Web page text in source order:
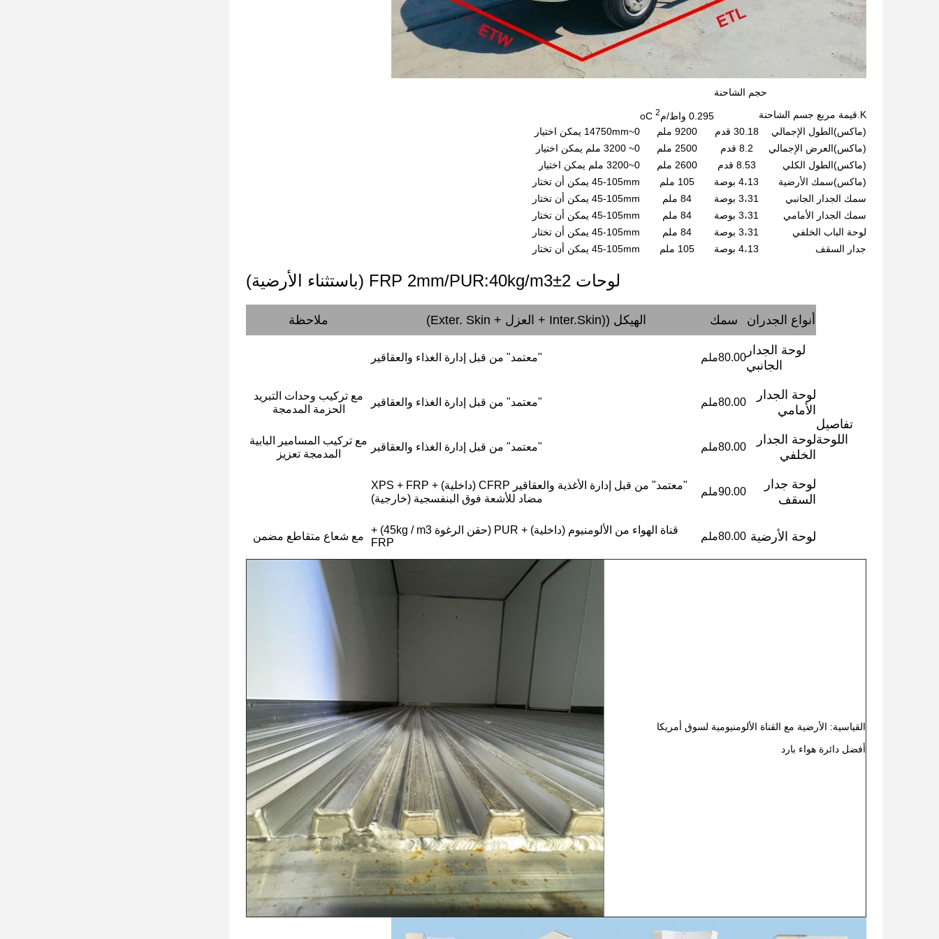
حجم الشاحنة
K.قيمة مربع جسم الشاحنة
0.295 واط/ م2
oC
(ماكس)الطول الإجمالي 30.18 قدم 9200 ملم
0~14750mm يمكن اختيار
(ماكس)العرض الإجمالي 8.2 قدم 2500 ملم
0~ 3200 ملم يمكن اختيار
(ماكس)الطول الكلي 8.53 قدم 2600 ملم
0~3200 ملم يمكن اختيار
(ماكس)سمك الأرضية 4،13 بوصة 105 ملم
45-105mm يمكن أن تختار
سمك الجدار الجانبي
3،31 بوصة 84 ملم
45-105mm يمكن أن تختار
سمك الجدار الأمامي
3،31 بوصة 84 ملم
45-105mm يمكن أن تختار
لوحة الباب الخلفي
3،31 بوصة 84 ملم
45-105mm يمكن أن تختار
جدار السقف
4،13 بوصة 105 ملم 45-105mm يمكن أن تختار
لوحات FRP 2mm/PUR:40kg/m3±2 (باستثناء الأرضية)
تفاصيل
اللوحة
أنواع الجدران سمك الهيكل ((Inter.Skin + العزل + Exter. Skin ) ملاحظة
لوحة الجدار
الجانبي
80.00ملم "معتمد" من قبل إدارة الغذاء والعقاقير
لوحة الجدار
الأمامي
80.00ملم "معتمد" من قبل إدارة الغذاء والعقاقير
مع تركيب وحدات التبريد
الحزمة المدمجة
لوحة الجدار
الخلفي
80.00ملم "معتمد" من قبل إدارة الغذاء والعقاقير
مع تركيب المسامير البابية
المدمجة تعزيز
لوحة جدار
السقف
90.00ملم
"معتمد" من قبل إدارة الأغذية والعقاقير CFRP (داخلية) + XPS + FRP
مضاد للأشعة فوق البنفسجية (خارجية)
لوحة الأرضية 80.00ملم
قناة الهواء من الألومنيوم (داخلية) + PUR (حقن الرغوة 45kg / m3) +
FRP
مع شعاع متقاطع مضمن
القياسية: الأرضية مع القناة الألومنيومية لسوق أمريكا
أفضل دائرة هواء بارد